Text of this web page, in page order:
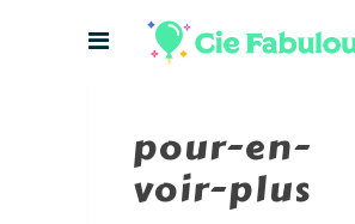
pour-en-
voir-plus